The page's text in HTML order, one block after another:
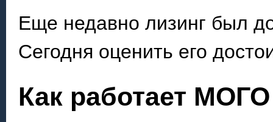
Еще недавно лизинг был
Сегодня оценить его
Как работает МОГО